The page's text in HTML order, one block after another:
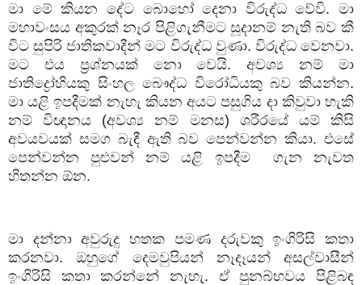
මා මේ කියන දේට බොහෝ දෙනා විරුද්ධ වේවි. මා
මහාවංසය අකුරක් නෑර පිළිගැනීමට සූදානම් නැති බව කී
විට සුපිරි ජාතිකවාදීන් මට විරුද්ධ වුණා. විරුද්ධ වෙනවා.
මට
එය ප්‍රශ්නයක් නො වෙයි.අවශ්‍ය නම්
මා
ජාතිද්‍රෝහියකු සිංහල බෞද්ධ විරෝධියකු බව කියන්න.
මා යළි ඉපදීමක් නැහැ කියන අයට පසුගිය දා කිවුවා හැකි
නම්
විඥානය (අවශ්‍ය නම් මනස) ශරීරයේ යම්
කිසි
අවයවයක් සමග බැඳී ඇති බව පෙන්වන්න කියා.එසේ
පෙන්වන්න
පුළුවන් නම් යළි ඉපදීම ගැන
නැවත
හිතන්න ඕන.
මා දන්නා අවුරුදු හතක පමණ දරුවකු ඉංගිරිසි
කතා
කරනවා.ඔහුගේ දෙමවුපියන් නෑදෑයන්
අසල්වාසීන්
ඉංගිරිසි
කතා කරන්නේ නැහැ. ඒ පුනබ්භවය
පිළිබඳ